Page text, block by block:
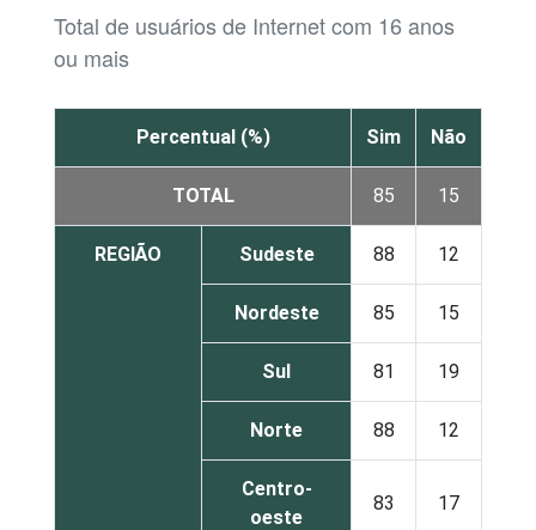
Total de usuários de Internet com 16 anos
ou mais
Percentual (%) Sim Não
TOTAL 85 15
REGIÃO Sudeste 88 12
Nordeste 85 15
Sul 81 19
Norte 88 12
Centro-
oeste
83 17